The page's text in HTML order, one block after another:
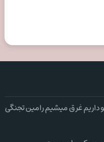
داریم غرق میشیم رامین تجنگی